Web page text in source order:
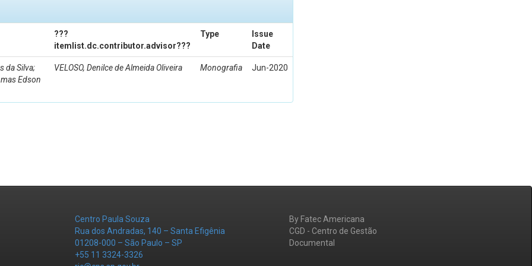
???
itemlist.dc.contributor.advisor???
Type
Issue
Date
da Silva;
Edson
VELOSO, Denilce de Almeida Oliveira Monografia Jun-2020
Centro Paula Souza
Rua dos Andradas, 140 – Santa Efigênia
01208-000 – São Paulo – SP
+55 11 3324-3326
By Fatec Americana
CGD - Centro de Gestão
Documental